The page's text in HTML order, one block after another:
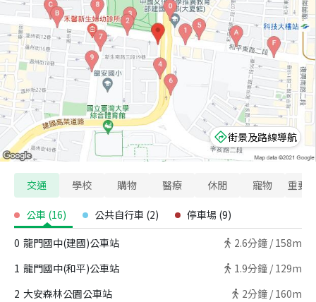
街景及路線導航
交通 學校 購物 醫療 休閒 寵物 重要
公車 (16) 公共自行車 (2) 停車場 (9)
0 龍門國中(建國)公車站 2.6分鐘 / 158m
1 龍門國中(和平)公車站 1.9分鐘 / 129m
2 大安森林公園公車站 2分鐘 / 160m